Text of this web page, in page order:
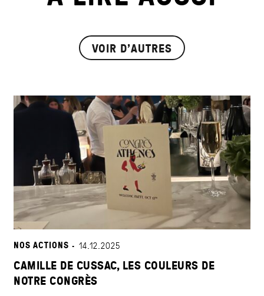
VOIR D'AUTRES
NOS ACTIONS · 14.12.2025
CAMILLE DE CUSSAC, LES COULEURS DE
NOTRE CONGRÈS